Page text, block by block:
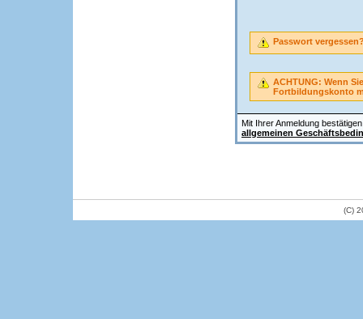
Mit Ihrer Anmeldung
allgemeinen
Passwort
ACHTUNG: Wenn
Fortbildungskonto
(C)